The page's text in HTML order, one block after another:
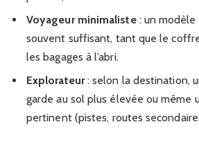
Voyageur minimaliste: un modèle
souvent suffisant, tant que le
les bagages à l’abri.
Explorateur: selon la destination,
garde au sol plus élevée ou même
pertinent (pistes, routes